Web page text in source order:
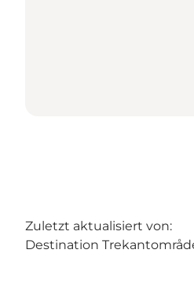
Zuletzt aktualisiert von:
Destination